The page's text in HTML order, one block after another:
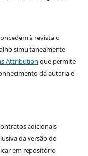
à revista o
simultaneamente
Attribution que permite
da autoria e
adicionais
da versão do
em repositório